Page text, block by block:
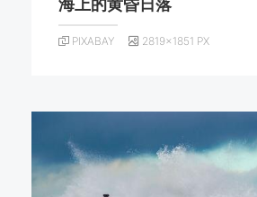
海上的黄昏日落
PIXABAY 2819×1851 PX